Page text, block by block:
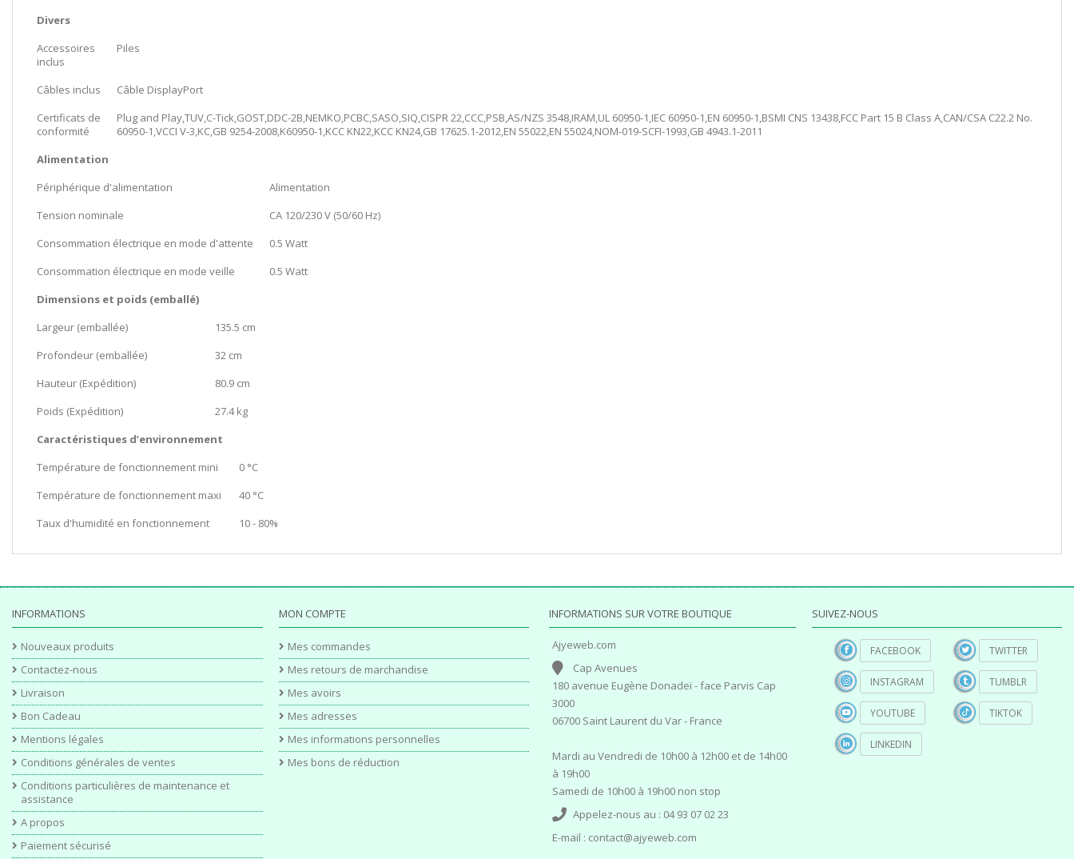
Divers
Accessoires
inclus
Piles
Câbles inclus
Câble DisplayPort
Certificats de
conformité
Plug and Play,TUV,C-Tick,GOST,DDC-2B,NEMKO,PCBC,SASO,SIQ,CISPR 22,CCC,PSB,AS/NZS 3548,IRAM,UL 60950-1,IEC 60950-1,EN 60950-1,BSMI CNS 13438,FCC Part 15 B Class A,CAN/CSA C22.2 No.
60950-1,VCCI V-3,KC,GB 9254-2008,K60950-1,KCC KN22,KCC KN24,GB 17625.1-2012,EN 55022,EN 55024,NOM-019-SCFI-1993,GB 4943.1-2011
Alimentation
Périphérique d'alimentation
Alimentation
Tension nominale
CA 120/230 V (50/60 Hz)
Consommation électrique en mode d'attente
0.5 Watt
Consommation électrique en mode veille
0.5 Watt
Dimensions et poids (emballé)
Largeur (emballée)
135.5 cm
Profondeur (emballée)
32 cm
Hauteur (Expédition)
80.9 cm
Poids (Expédition)
27.4 kg
Caractéristiques d’environnement
Température de fonctionnement mini
0 °C
Température de fonctionnement maxi
40 °C
Taux d'humidité en fonctionnement
10 - 80%
INFORMATIONS
Nouveaux produits
Contactez-nous
Livraison
Bon Cadeau
Mentions légales
Conditions générales de ventes
Conditions particulières de maintenance et
assistance
A propos
Paiement sécurisé
MON COMPTE
Mes commandes
Mes retours de marchandise
Mes avoirs
Mes adresses
Mes informations personnelles
Mes bons de réduction
INFORMATIONS SUR VOTRE BOUTIQUE
Ajyeweb.com
Cap Avenues
180 avenue Eugène Donadeï - face Parvis Cap
3000
06700 Saint Laurent du Var - France
Mardi au Vendredi de 10h00 à 12h00 et de 14h00
à 19h00
Samedi de 10h00 à 19h00 non stop
Appelez-nous au : 04 93 07 02 23
E-mail : contact@ajyeweb.com
SUIVEZ-NOUS
FACEBOOK
INSTAGRAM
YOUTUBE
LINKEDIN
TWITTER
TUMBLR
TIKTOK